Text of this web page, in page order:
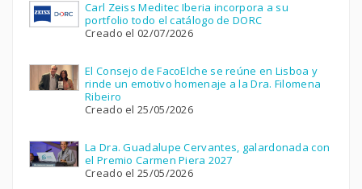
Carl Zeiss Meditec Iberia incorpora a su
portfolio todo el catálogo de DORC
Creado el 02/07/2026
El Consejo de FacoElche se reúne en Lisboa y
rinde un emotivo homenaje a la Dra. Filomena
Ribeiro
Creado el 25/05/2026
La Dra. Guadalupe Cervantes, galardonada con
el Premio Carmen Piera 2027
Creado el 25/05/2026